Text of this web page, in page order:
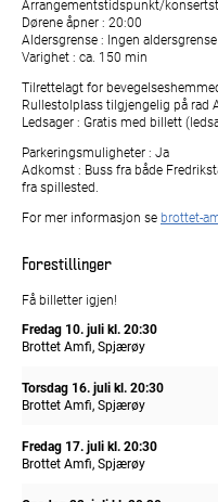
Arrangementstidspunkt/
Dørene åpner : 20:00
Aldersgrense : Ingen aldersgrense
Varighet : ca. 150 min
Tilrettelagt for
Rullestolplass tilgjengelig på rad
Ledsager : Gratis med billett
Parkeringsmuligheter : Ja
Adkomst : Buss fra både
fra spillested.
For mer informasjon se brottet-
Forestillinger
Få billetter igjen!
Fredag 10. julikl. 20:30
Brottet Amfi, Spjærøy
Torsdag 16. julikl. 20:30
Brottet Amfi, Spjærøy
Fredag 17. julikl. 20:30
Brottet Amfi, Spjærøy